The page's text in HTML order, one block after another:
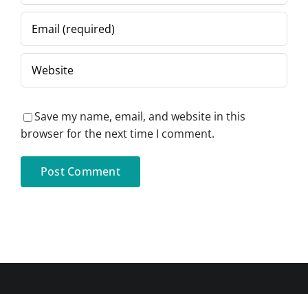
Save my name, email, and website in this
browser for the next time I comment.